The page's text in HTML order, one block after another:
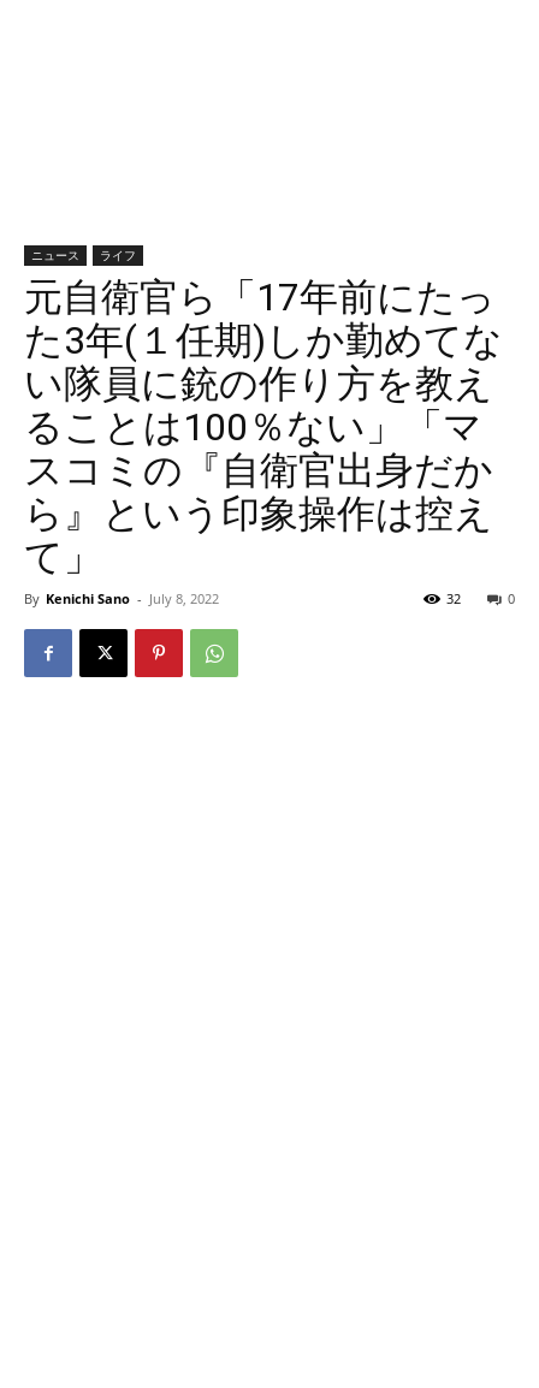
ニュース ライフ
元自衛官ら「17年前にたっ
た3年(１任期)しか勤めてな
い隊員に銃の作り方を教え
ることは100％ない」「マ
スコミの『自衛官出身だか
ら』という印象操作は控え
て」
By Kenichi Sano - July 8, 2022 0
32